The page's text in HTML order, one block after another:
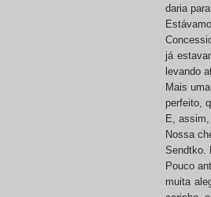
daria
já
levando
Mais
perfeito,
E,
Nossa
Sendtko.
Pouco
muita